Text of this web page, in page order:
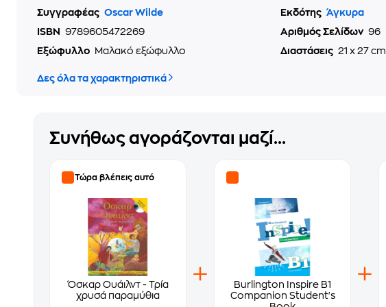
Συγγραφέας Oscar Wilde Εκδότης Άγκυρα
ISBN
9789605472269 Αριθμός Σελίδων 96
Εξώφυλλο
Μαλακό εξώφυλλο Διαστάσεις 21 x 27 cm
Δες όλα τα χαρακτηριστικά
Συνήθως αγοράζονται μαζί...
Τώρα βλέπεις αυτό
Όσκαρ Ουάιλντ - Τρία
χρυσά παραμύθια
Burlington Inspire B1
Companion Student's